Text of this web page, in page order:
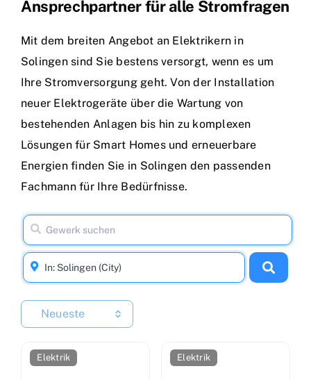
Ansprechpartner für alle Stromfragen
Mit dem breiten Angebot an Elektrikern in
Solingen sind Sie bestens versorgt, wenn es um
Ihre Stromversorgung geht. Von der Installation
neuer Elektrogeräte über die Wartung von
bestehenden Anlagen bis hin zu komplexen
Lösungen für Smart Homes und erneuerbare
Energien finden Sie in Solingen den passenden
Fachmann für Ihre Bedürfnisse.
Neueste
Elektrik Elektrik